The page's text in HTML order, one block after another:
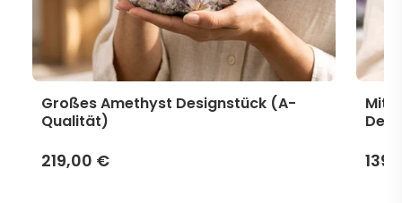
Großes Amethyst Designstück (A-
Qualität)
219,00 €